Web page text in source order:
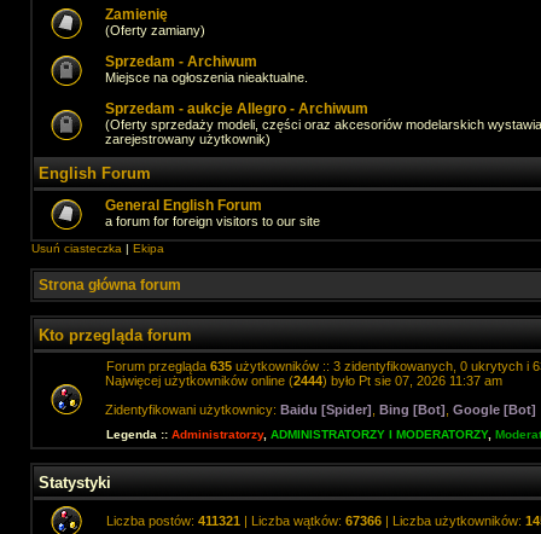
Zamienię
(Oferty zamiany)
Sprzedam - Archiwum
Miejsce na ogłoszenia nieaktualne.
Sprzedam - aukcje Allegro - Archiwum
(Oferty sprzedaży modeli, części oraz akcesoriów modelarskich
zarejestrowany użytkownik)
English Forum
General English Forum
a forum for foreign visitors to our site
Usuń ciasteczka | Ekipa
Strona główna forum
Kto przegląda forum
Forum przegląda 635 użytkowników :: 3 zidentyfikowanych, 0 ukrytych i
Najwięcej użytkowników online (2444) było Pt sie 07, 2026 11:37 am
Zidentyfikowani użytkownicy: Baidu [Spider] Bing [Bot] Google [Bot]
Legenda :: Administratorzy, ADMINISTRATORZY I MODERATORZY,
Statystyki
Liczba postów: 411321 | Liczba wątków: 67366 | Liczba użytkowników: